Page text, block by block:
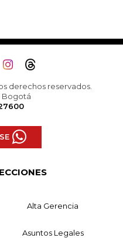
derechos reservados.
Bogotá
Alta Gerencia
Asuntos Legales